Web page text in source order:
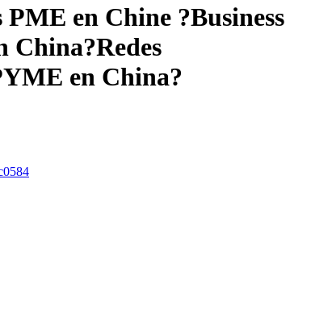
PME en Chine ?Business
China?Redes
en China?